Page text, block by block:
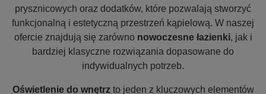
prysznicowych oraz dodatków, które pozwalają stworzyć
funkcjonalną i estetyczną przestrzeń kąpielową. W naszej
ofercie znajdują się zarówno nowoczesne łazienki, jak i
bardziej klasyczne rozwiązania dopasowane do
indywidualnych potrzeb.
Oświetlenie do wnętrzto jeden z kluczowych elementów